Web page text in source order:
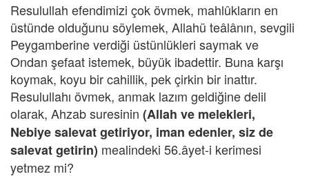
Resulullah efendimizi çok övmek, mahlûkların en
üstünde olduğunu söylemek, Allahü teâlânın, sevgili
Peygamberine verdiği üstünlükleri saymak ve
Ondan şefaat istemek, büyük ibadettir. Buna karşı
koymak, koyu bir cahillik, pek çirkin bir inattır.
Resulullahı övmek, anmak lazım geldiğine delil
olarak, Ahzab suresinin (Allah ve melekleri,
Nebiye salevat getiriyor, iman edenler, siz de
salevat getirin) mealindeki 56.âyet-i kerimesi
yetmez mi?